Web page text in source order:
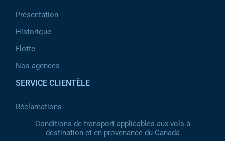
Présentation
Historique
Flotte
Nos agences
SERVICE CLIENTÈLE
Réclamations
Conditions de transport applicables aux vols à
destination et en provenance du Canada